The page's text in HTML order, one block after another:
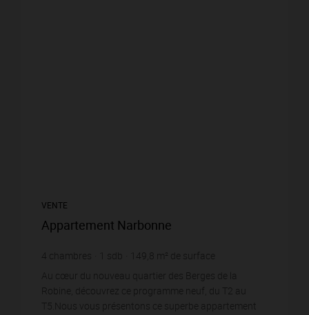
VENTE
Appartement Narbonne
4 chambres sdb 149,8 m² de surface
Au cœur du nouveau quartier des Berges de la
Robine, découvrez ce programme neuf, du T2 au
T5.Nous vous présentons ce superbe appartement